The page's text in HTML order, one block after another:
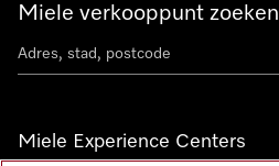
Miele verkooppunt zoeken
Miele Experience Centers